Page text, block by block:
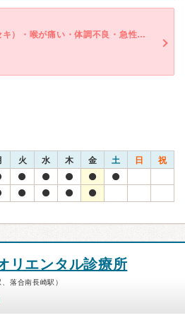
発熱・頭が痛い・咳（セキ）・喉が痛い・体調不良・急性の下痢
火 水 木 金 土 日 祝
リエンタル診療所
落合南長崎駅）